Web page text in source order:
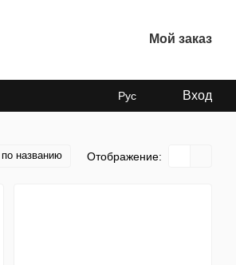
Мой заказ
Рус Вход
по названию Отображение: